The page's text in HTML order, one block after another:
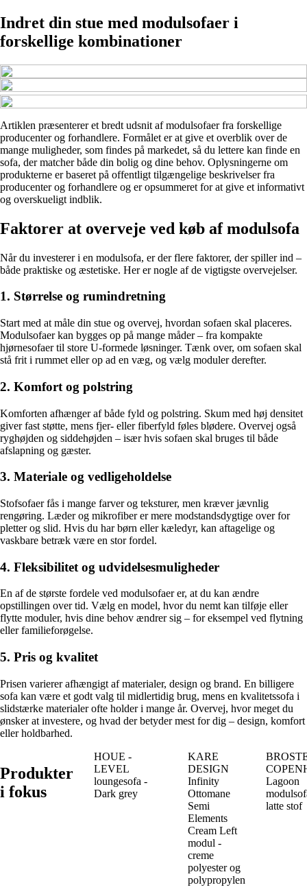
Indret din stue med modulsofaer i
forskellige kombinationer
Artiklen præsenterer et bredt udsnit af modulsofaer fra forskellige
producenter og forhandlere. Formålet er at give et overblik over de
mange muligheder, som findes på markedet, så du lettere kan finde en
sofa, der matcher både din bolig og dine behov. Oplysningerne om
produkterne er baseret på offentligt tilgængelige beskrivelser fra
producenter og forhandlere og er opsummeret for at give et informativt
og overskueligt indblik.
Faktorer at overveje ved køb af modulsofa
Når du investerer i en modulsofa, er der flere faktorer, der spiller ind –
både praktiske og æstetiske. Her er nogle af de vigtigste overvejelser.
1. Størrelse og rumindretning
Start med at måle din stue og overvej, hvordan sofaen skal placeres.
Modulsofaer kan bygges op på mange måder – fra kompakte
hjørnesofaer til store U-formede løsninger. Tænk over, om sofaen skal
stå frit i rummet eller op ad en væg, og vælg moduler derefter.
2. Komfort og polstring
Komforten afhænger af både fyld og polstring. Skum med høj densitet
giver fast støtte, mens fjer- eller fiberfyld føles blødere. Overvej også
ryghøjden og siddehøjden – især hvis sofaen skal bruges til både
afslapning og gæster.
3. Materiale og vedligeholdelse
Stofsofaer fås i mange farver og teksturer, men kræver jævnlig
rengøring. Læder og mikrofiber er mere modstandsdygtige over for
pletter og slid. Hvis du har børn eller kæledyr, kan aftagelige og
vaskbare betræk være en stor fordel.
4. Fleksibilitet og udvidelsesmuligheder
En af de største fordele ved modulsofaer er, at du kan ændre
opstillingen over tid. Vælg en model, hvor du nemt kan tilføje eller
flytte moduler, hvis dine behov ændrer sig – for eksempel ved flytning
eller familieforøgelse.
5. Pris og kvalitet
Prisen varierer afhængigt af materialer, design og brand. En billigere
sofa kan være et godt valg til midlertidig brug, mens en kvalitetssofa i
slidstærke materialer ofte holder i mange år. Overvej, hvor meget du
ønsker at investere, og hvad der betyder mest for dig – design, komfort
eller holdbarhed.
Produkter
i fokus
HOUE -
LEVEL
loungesofa -
Dark grey
KARE
DESIGN
Infinity
Ottomane
Semi
Elements
Cream Left
modul -
creme
polyester og
polypropylen
Lagoon
latte stof